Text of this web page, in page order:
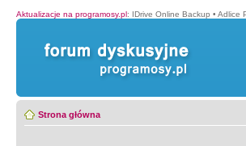
Aktualizacje na programosy.pl: IDrive Online Backup • Adlice
Strona główna